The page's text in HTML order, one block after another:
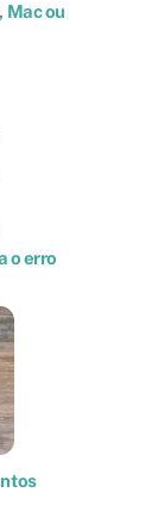
Mac ou
o erro